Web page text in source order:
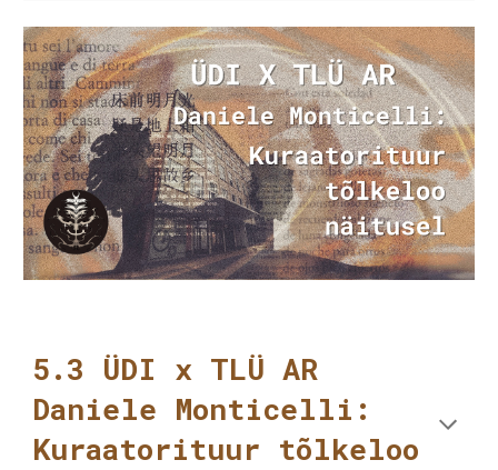
5.3 ÜDI x TLÜ AR
Daniele Monticelli:
Kuraatorituur tõlkeloo